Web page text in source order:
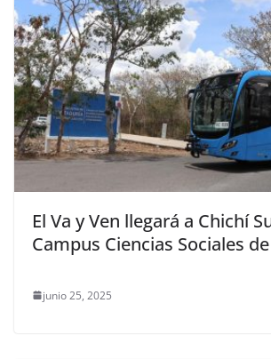
El Va y Ven llegará a Chichí
Campus Ciencias Sociales
junio 25, 2025